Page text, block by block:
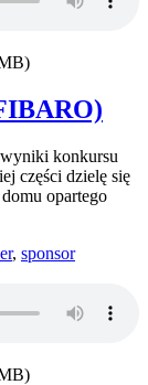
konkursu
części dzielę się
opartego
, sponsor